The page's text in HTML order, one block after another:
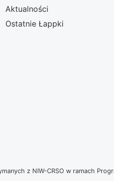
Aktualności
Ostatnie Łappki
z NIW-CRSO w ramach